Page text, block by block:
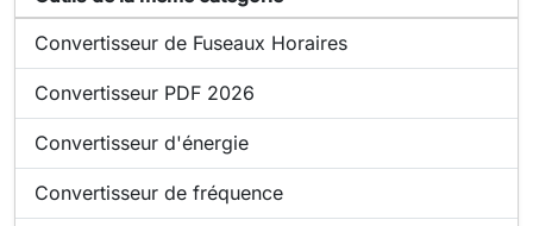
Outil en ligne :
Convertisseur de Fuseaux Horaires
Outil en ligne :
Convertisseur PDF 2026
Outil en ligne :
Convertisseur d'énergie
Outil en ligne :
Convertisseur de fréquence